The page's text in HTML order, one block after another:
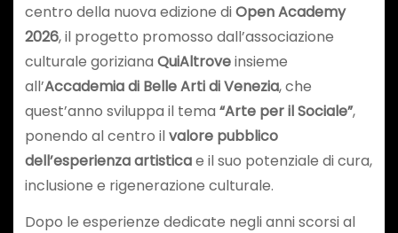
centro della nuova edizione diOpen Academy
2026, il progetto promosso dall’associazione
culturale goriziana QuiAltroveinsieme
all’Accademia di Belle Arti di Venezia, che
quest’anno sviluppa il tema “Arte per il Sociale”,
ponendo al centro ilvalore pubblico
dell’esperienza artisticae il suo potenziale di cura,
inclusione e rigenerazione culturale.
Dopo le esperienze dedicate negli anni scorsi al